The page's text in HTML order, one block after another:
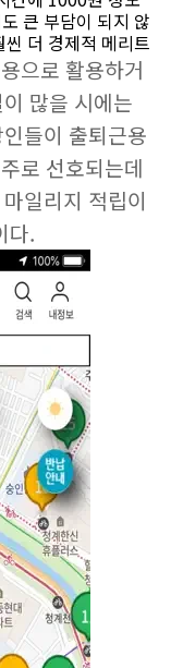
큰 부담이 되지 않
더 경제적 메리트
으로 활용하거
많을 시에는
들이 출퇴근용
로 선호되는데
일리지 적립이
다.